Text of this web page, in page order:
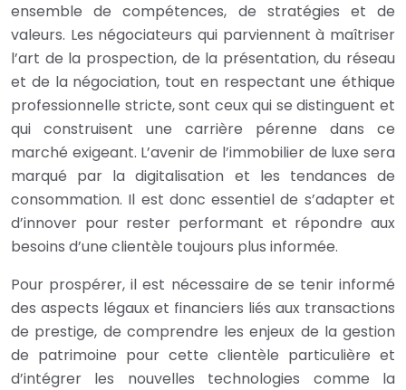
ensemble de compétences, de stratégies et de
valeurs. Les négociateurs qui parviennent à maîtriser
l’art de la prospection, de la présentation, du réseau
et de la négociation, tout en respectant une éthique
professionnelle stricte, sont ceux qui se distinguent et
qui construisent une carrière pérenne dans ce
marché exigeant. L’avenir de l’immobilier de luxe sera
marqué par la digitalisation et les tendances de
consommation. Il est donc essentiel de s’adapter et
d’innover pour rester performant et répondre aux
besoins d’une clientèle toujours plus informée.
Pour prospérer, il est nécessaire de se tenir informé
des aspects légaux et financiers liés aux transactions
de prestige, de comprendre les enjeux de la gestion
de patrimoine pour cette clientèle particulière et
d’intégrer les nouvelles technologies comme la